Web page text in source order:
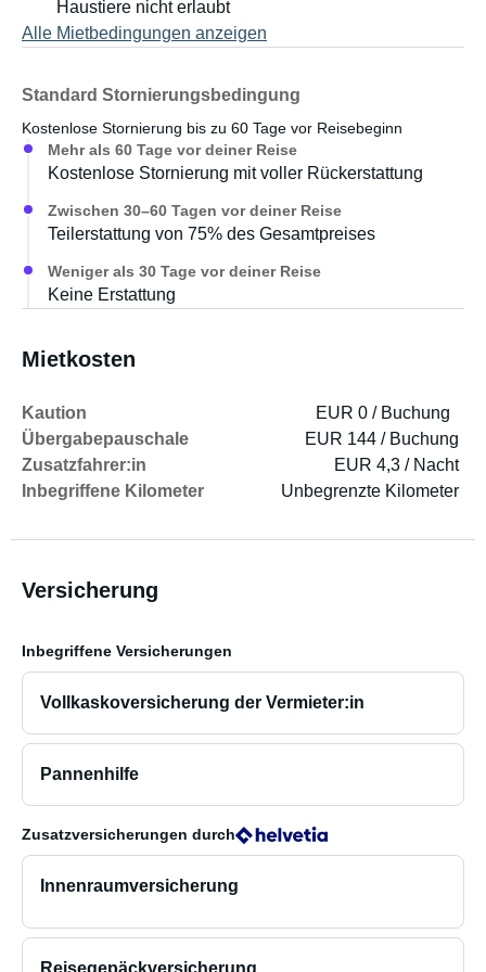
12V Dose in der Fahrerkabine oder auf dem
Campingplatz am Strom angeschlossen werden. Es ist
- 3 Sitzmöglichkeiten mit Anschnallmöglichkeit während
der Fahrt
Cheeky Campers, das sind wir, zwei junge Abenteurer
und bauen sie mit wiederverwendeten und upcycleten
Materialien zu einfachen und freshen Campingbüslis um.
Wir wollen damit umweltbewusste Abenteurer
zusätzliche Fahrzeuge auf die Straße und neue
Ressourcen in den Kreislauf zu bringen.
Camping soll nicht teuer sein, darum ist bei uns alles
Kaffeemaschine ist alles dabei.
- Der Übernahme- und Rückgabe-Prozess wird (fast) voll
digital durchgeführt, somit bist du vollkommen flexibel (ab
der vereinbarten/gebuchten Zeit) was die Abhol- und
- Das Fahrzeug steht im Bereich Lausenerstrasse 4-8 in
4410 Liestal und ist ab Basel SBB in 20 Minuten mit den
ÖV und 15 Minuten mit dem Auto erreichbar.
- Alles was du noch brauchst ist deinen eigenen
Bettanzug (150x200), deine Decke und Kissen (oder
Schlafsack), dann kanns losgehen.
eine Gratis europaweite Pannenhilfe. Im Schadenfall
Haustiere nicht erlaubt
Alle Mietbedingungen anzeigen
Standard Stornierungsbedingung
Kostenlose Stornierung bis zu 60 Tage vor Reisebeginn
Mehr als 60 Tage vor deiner Reise
Kostenlose Stornierung mit voller Rückerstattung
Zwischen 30–60 Tagen vor deiner Reise
Teilerstattung von 75% des Gesamtpreises
Weniger als 30 Tage vor deiner Reise
Keine Erstattung
Mietkosten
Kaution
EUR 0 / Buchung
Übergabepauschale
EUR 144 / Buchung
Zusatzfahrer:in
EUR 4,3 / Nacht
Inbegriffene Kilometer
Unbegrenzte Kilometer
Versicherung
Inbegriffene Versicherungen
Vollkaskoversicherung der Vermieter:in
Pannenhilfe
Zusatzversicherungen durch
Innenraumversicherung
Reisegepäckversicherung